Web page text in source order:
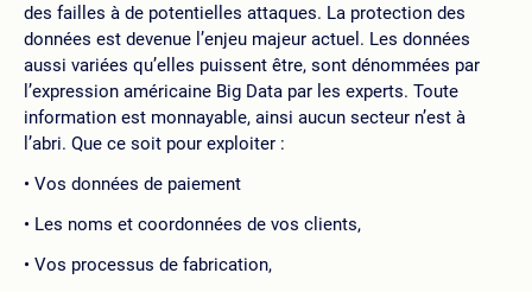
des failles à de potentielles attaques. La protection des
données est devenue l’enjeu majeur actuel. Les données
aussi variées qu’elles puissent être, sont dénommées par
l’expression américaine Big Data par les experts. Toute
information est monnayable, ainsi aucun secteur n’est à
l’abri. Que ce soit pour exploiter :
Vos données de paiement
Les noms et coordonnées de vos clients,
Vos processus de fabrication,